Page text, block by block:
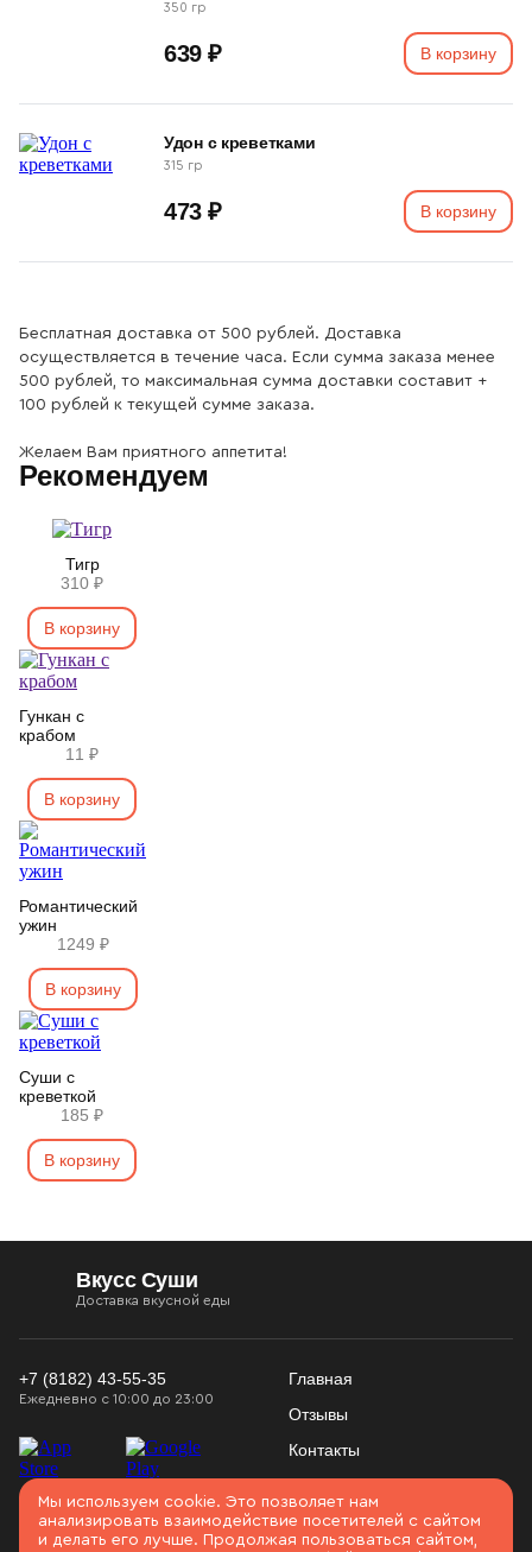
Использование
cookies
Мы используем cookie. Это позволяет нам
анализировать взаимодействие посетителей с сайтом
и делать его лучше. Продолжая пользоваться сайтом,
350 гр
639 ₽ В корзину
Удон с креветками
315 гр
473 ₽ В корзину
Бесплатная доставка от 500 рублей. Доставка
осуществляется в течение часа. Если сумма заказа менее
500 рублей, то максимальная сумма доставки составит +
100 рублей к текущей сумме заказа.
Желаем Вам приятного аппетита!
Рекомендуем
Тигр
310 ₽
В корзину
Гункан с
крабом
11 ₽
В корзину
Романтический
ужин
1249 ₽
В корзину
Суши с
креветкой
185 ₽
В корзину
Вкусс Суши
Доставка вкусной еды
+7 (8182) 43-55-35
Ежедневно с 10:00 до 23:00
Войти
Главная
Отзывы
Контакты
Соглашение